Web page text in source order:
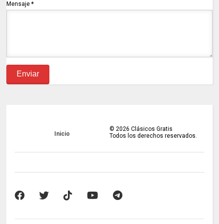
Mensaje*
Inicio
© 2026 Clásicos Gratis
Todos los derechos reservados.